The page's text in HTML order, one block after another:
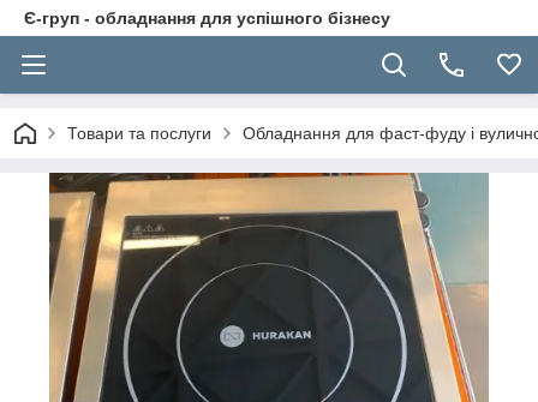
Є-груп - обладнання для успішного бізнесу
Товари та послуги Обладнання для фаст-фуду і